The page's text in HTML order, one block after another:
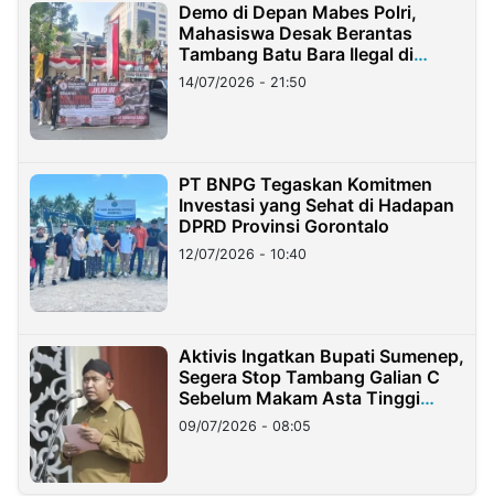
Demo di Depan Mabes Polri,
Mahasiswa Desak Berantas
Tambang Batu Bara Ilegal di
Lampung
14/07/2026 - 21:50
PT BNPG Tegaskan Komitmen
Investasi yang Sehat di Hadapan
DPRD Provinsi Gorontalo
12/07/2026 - 10:40
Aktivis Ingatkan Bupati Sumenep,
Segera Stop Tambang Galian C
Sebelum Makam Asta Tinggi
Longsor
09/07/2026 - 08:05